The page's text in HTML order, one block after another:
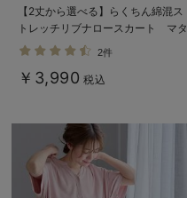
【2丈から選べる】らくちん綿混ス
トレッチリブナロースカート マタ
ニティ・産後【出産後も長く使え
2件
￥3,990 税込